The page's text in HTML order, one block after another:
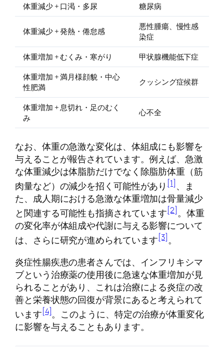
体重減少 + 口渇・多尿
糖尿病
体重減少 + 発熱・倦怠感
悪性腫瘍、慢性感
染症
体重増加 + むくみ・寒がり
甲状腺機能低下症
体重増加 + 満月様顔貌・中心
性肥満
クッシング症候群
体重増加 + 息切れ・足のむく
み
心不全
なお、体重の急激な変化は、体組成にも影響を
与えることが報告されています。例えば、急激
な体重減少は体脂肪だけでなく除脂肪体重（筋
肉量など）の減少を招く可能性があり[1]、ま
た、成人期における急激な体重増加は骨量減少
と関連する可能性も指摘されています[2]。体重
の変化率が体組成や代謝に与える影響について
は、さらに研究が進められています[3]。
炎症性腸疾患の患者さんでは、インフリキシマ
ブという治療薬の使用後に急速な体重増加が見
られることがあり、これは治療による炎症の改
善と栄養状態の回復が背景にあると考えられて
います[4]。このように、特定の治療が体重変化
に影響を与えることもあります。